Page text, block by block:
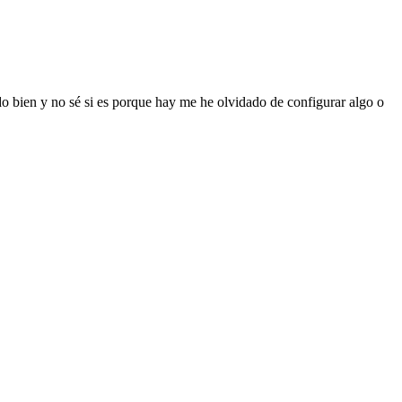
bien y no sé si es porque hay me he olvidado de configurar algo o